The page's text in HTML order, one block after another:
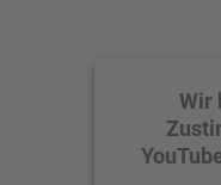
Wir